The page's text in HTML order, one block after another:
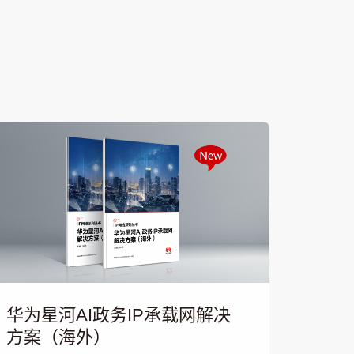
华为星河AI政务IP承载网解决
方案（海外）